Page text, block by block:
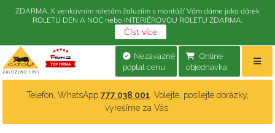
Online
objednávka
Nezávazně
poptat cenu
Telefon, WhatsApp 777 038 001 . Volejte, posílejte obrázky,
vyřešíme za Vás.
ZDARMA. K venkovním roletám žaluziím s montáží Vám dáme jako dárek
ROLETU DEN A NOC nebo INTERIÉROVOU ROLETU ZDARMA.
Číst více